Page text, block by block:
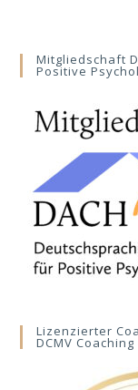
Mitgliedschaft
Positive
Lizenzierter
DCMV